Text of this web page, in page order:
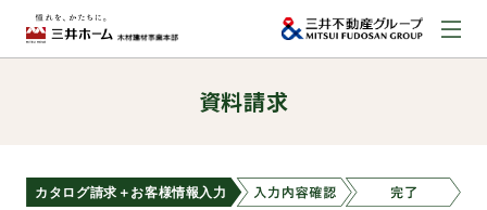
お問い合わせ
資料請求